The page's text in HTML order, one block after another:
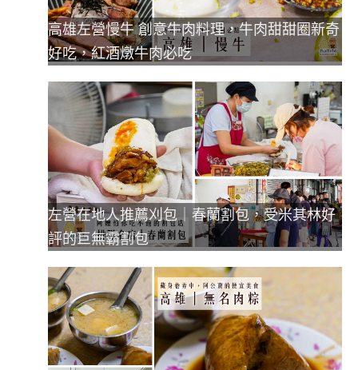
高雄左營慢牛 創意牛肉料理，牛肉甜甜圈新奇
好吃，紅酒燉牛肉必吃
左營在地人推薦刈包｜春蘭割包，受米其林好
評的巨無霸割包